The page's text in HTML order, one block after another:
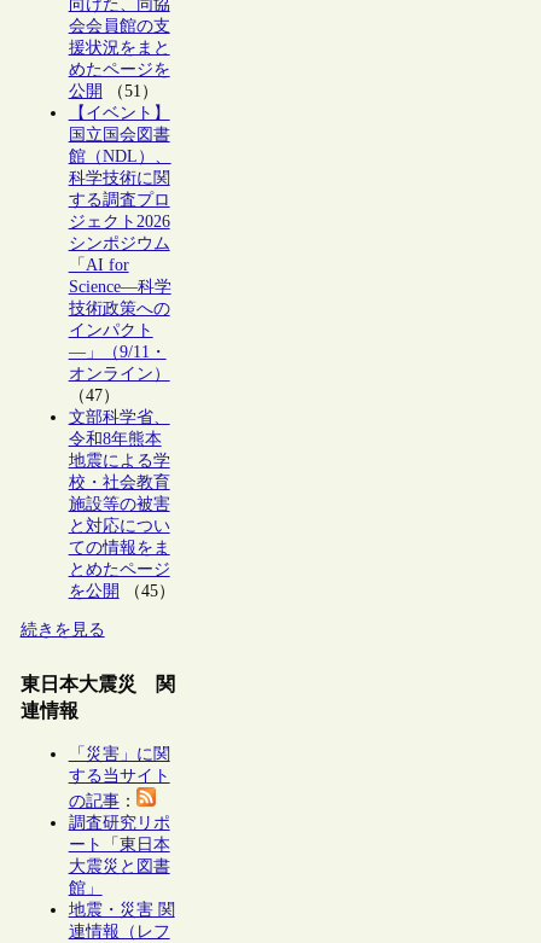
向けた、同協
会会員館の支
援状況をまと
めたページを
公開
（51）
【イベント】
国立国会図書
館（NDL）、
科学技術に関
する調査プロ
ジェクト2026
シンポジウム
「AI for
Science―科学
技術政策への
インパクト
―」（9/11・
オンライン）
（47）
文部科学省、
令和8年熊本
地震による学
校・社会教育
施設等の被害
と対応につい
ての情報をま
とめたページ
を公開
（45）
続きを見る
東日本大震災 関
連情報
「災害」に関
する当サイト
の記事：
調査研究リポ
ート「東日本
大震災と図書
館」
地震・災害 関
連情報（レフ